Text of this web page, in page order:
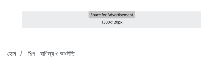
হবিগঞ্জ ছাত্রদল সভাপতিসহ ১১ জনের বিরুদ্ধে এনসিপির
রাজনৈতিক লড়াইয়ে জিততে হলে সাংস্কৃতিক লড়াইয়ে জিততে
হোম শিল্প - বাণিজ্য ও অথনীতি